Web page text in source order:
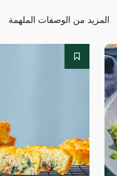
المزيد من الوصفات الملهمة